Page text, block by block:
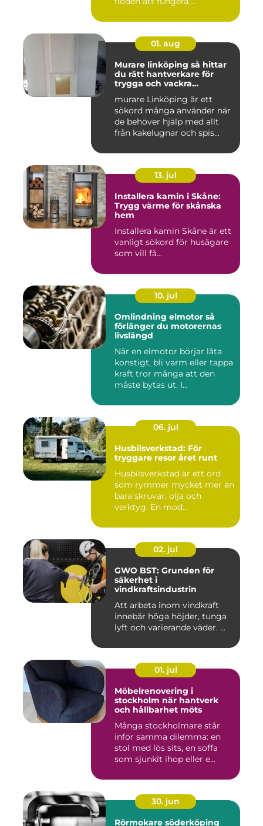
01. aug
Murare linköping så hittar
du rätt hantverkare för
trygga och vackra
murare Linköping är ett
sökord många använder när
de behöver hjälp med allt
från kakelugnar och spis...
13. jul
Installera kamin i Skåne:
Trygg värme för skånska
hem
Installera kamin Skåne är ett
vanligt sökord för husägare
som vill få...
10. jul
Omlindning elmotor så
förlänger du motorernas
livslängd
När en elmotor börjar låta
konstigt, bli varm eller tappa
kraft tror många att den
måste bytas ut. I...
06. jul
Husbilsverkstad: För
tryggare resor året runt
Husbilsverkstad är ett ord
som rymmer mycket mer än
bara skruvar, olja och
verktyg. En mod...
02. jul
GWO BST: Grunden för
säkerhet i
vindkraftsindustrin
Att arbeta inom vindkraft
innebär höga höjder, tunga
lyft och varierande väder. ...
01. jul
Möbelrenovering i
stockholm när hantverk
och hållbarhet möts
Många stockholmare står
inför samma dilemma: en
stol med lös sits, en soffa
som sjunkit ihop eller e...
30. jun
Rörmokare söderköping